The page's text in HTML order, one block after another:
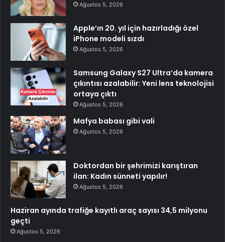
Ağustos 5, 2026
Apple’ın 20. yıl için hazırladığı özel
iPhone modeli sızdı
Ağustos 5, 2026
Samsung Galaxy S27 Ultra’da kamera
çıkıntısı azalabilir: Yeni lens teknolojisi
ortaya çıktı
Ağustos 5, 2026
Mafya babası gibi vali
Ağustos 5, 2026
Doktordan bir şehrimizi karıştıran
ilan: Kadın sünneti yapılır!
Ağustos 5, 2026
Haziran ayında trafiğe kayıtlı araç sayısı 34,5 milyonu
geçti
Ağustos 5, 2026